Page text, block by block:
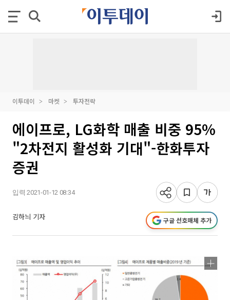
이투데이 마켓 투자전략
에이프로, LG화학 매출 비중 95%
"2차전지 활성화 기대"-한화투자
증권
입력 2021-01-12 08:34
김하늬 기자 구글 선호매체 추가